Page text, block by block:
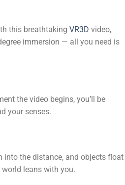
this breathtaking VR3D video,
immersion — all you need is
the video begins, you’ll be
your senses.
into the distance, and objects float
leans with you.